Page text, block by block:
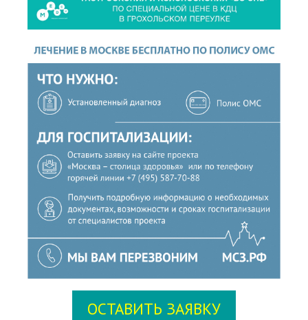
ОСТАВИТЬ ЗАЯВКУ